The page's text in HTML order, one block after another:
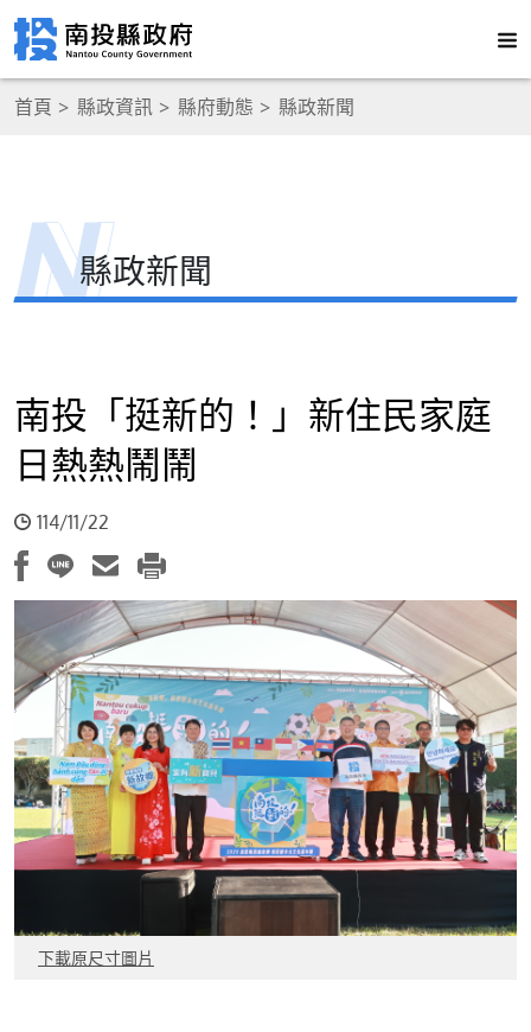
首頁 縣政資訊 縣府動態 縣政新聞
縣政新聞
南投「挺新的！」新住民家庭
日熱熱鬧鬧
114/11/22
下載原尺寸圖片